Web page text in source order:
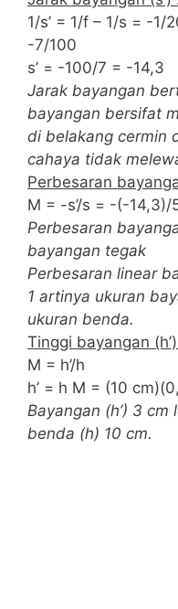
1/s’ = 1/f – 1/s = -
-7/100
s’ = -100/7 = -14,3
Jarak bayangan
bayangan bersifat
di belakang cermin
cahaya tidak
Perbesaran
M = -s’/s = -(-
Perbesaran
bayangan tegak
Perbesaran linear
1 artinya ukuran
ukuran benda.
Tinggi bayangan
M = h’/h
h’ = h M = (10
Bayangan (h’) 3
benda (h) 10 cm.